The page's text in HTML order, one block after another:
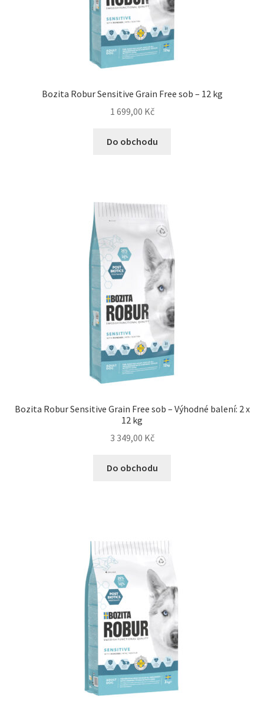
Fontány pro kočky
Granule pro kočky
N&D Farmina pro kočky — Italské holistic krmivo
Odpočívadla pro kočky
Pamlsky pro kočky
Royal Canin pro kočky
Škrabadla pro kočky
Vše pro psy — Krmivo, doplňky, vybavení
Natural Trainer pro psy — Italské krmivo s
přírodními složkami
Happy Dog — Německá kvalita a přirozené složení
Bozita Robur Sensitive Grain Free sob – 12 kg
1 699,00 Kč
Do obchodu
Bozita Robur Sensitive Grain Free sob – Výhodné balení: 2 x
12 kg
3 349,00 Kč
Do obchodu